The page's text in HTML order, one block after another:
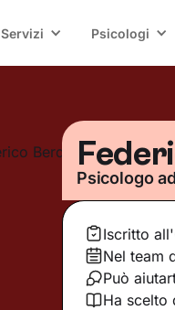
Servizi Psicologi
Psicologo
Iscritto
Nel team
Può
Ha scelto